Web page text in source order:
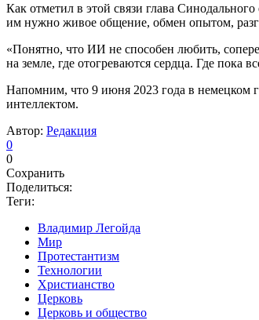
Как отметил в этой связи глава
им нужно живое общение, обмен опытом,
«Понятно, что ИИ не способен любить,
на земле, где отогреваются сердца. Где
Напомним, что 9 июня 2023 года в немецком
интеллектом.
Автор: Редакция
0
0
Сохранить
Поделиться:
Теги:
Владимир Легойда
Мир
Протестантизм
Технологии
Христианство
Церковь
Церковь и общество